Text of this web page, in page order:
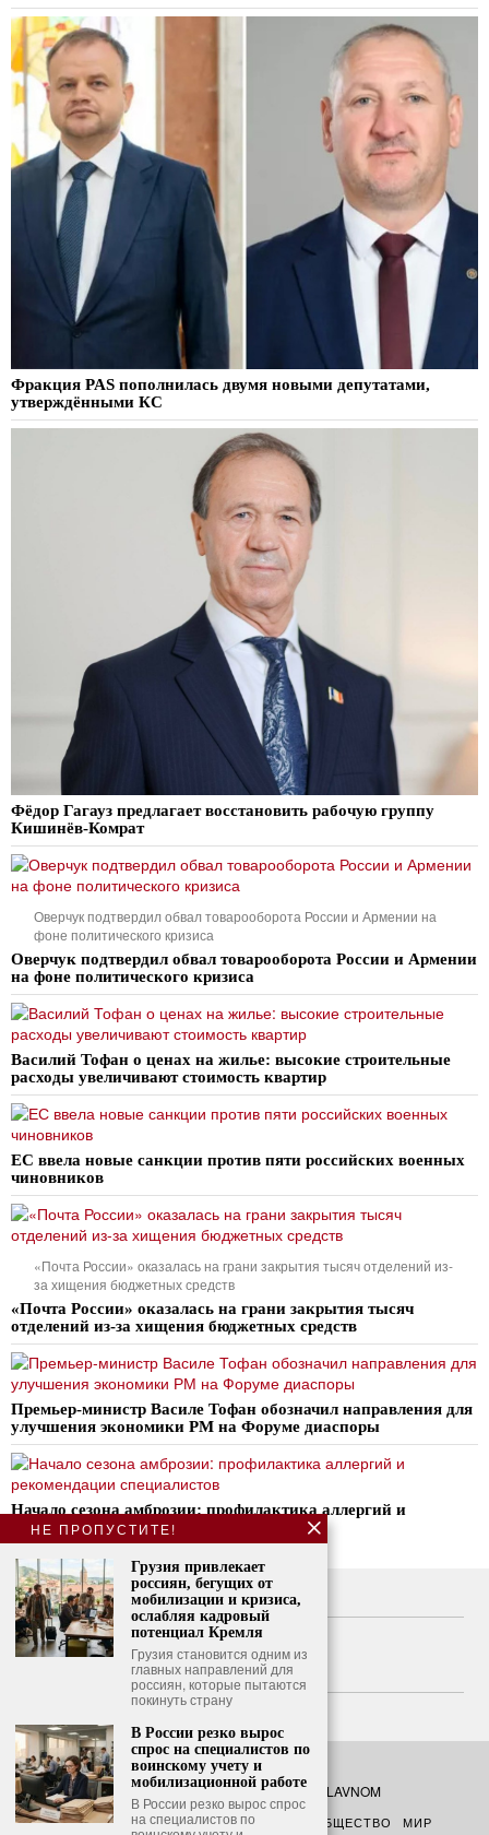
Фракция PAS пополнилась двумя новыми депутатами,
утверждёнными КС
Фёдор Гагауз предлагает восстановить рабочую группу
Кишинёв-Комрат
Оверчук подтвердил обвал товарооборота России и Армении на
фоне политического кризиса
Оверчук подтвердил обвал товарооборота России и Армении
на фоне политического кризиса
Василий Тофан о ценах на жилье: высокие строительные
расходы увеличивают стоимость квартир
ЕС ввела новые санкции против пяти российских военных
чиновников
«Почта России» оказалась на грани закрытия тысяч отделений из-
за хищения бюджетных средств
«Почта России» оказалась на грани закрытия тысяч
отделений из-за хищения бюджетных средств
Премьер-министр Василе Тофан обозначил направления для
улучшения экономики РМ на Форуме диаспоры
Начало сезона амброзии: профилактика аллергий и
рекомендации специалистов
О нас
Свяжитесь с нами
Политика конфиденциальности
Политика использования файлов cookie
© 2026- Все права защищены. O GLAVNOM
О ГЛАВНОМ ПОЛИТИКА ФИНАНСЫ ОБЩЕСТВО
МИР
НЕ ПРОПУСТИТЕ!
Грузия привлекает
россиян, бегущих от
мобилизации и кризиса,
ослабляя кадровый
потенциал Кремля
Грузия становится одним из
главных направлений для
россиян, которые пытаются
покинуть страну
В России резко вырос
спрос на специалистов по
воинскому учету и
мобилизационной работе
В России резко вырос спрос
на специалистов по